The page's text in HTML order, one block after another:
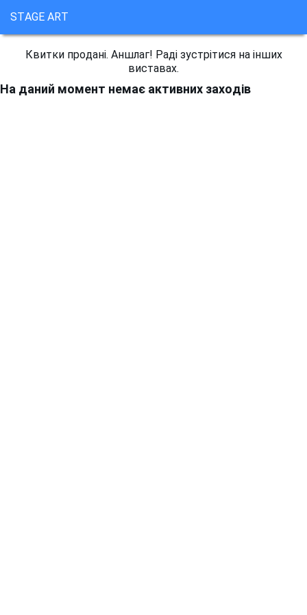
STAGE ART
Квитки продані. Аншлаг! Раді зустрітися на інших
виставах.
На даний момент немає активних заходів